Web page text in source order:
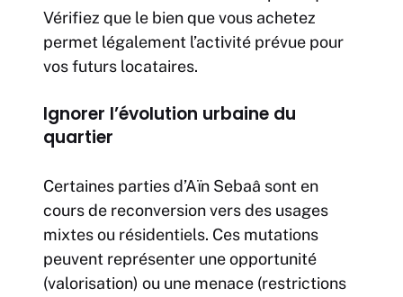
Vérifiez que le bien que vous achetez
permet légalement l’activité prévue pour
vos futurs locataires.
Ignorer l’évolution urbaine du
quartier
Certaines parties d’Aïn Sebaâ sont en
cours de reconversion vers des usages
mixtes ou résidentiels. Ces mutations
peuvent représenter une opportunité
(valorisation) ou une menace (restrictions